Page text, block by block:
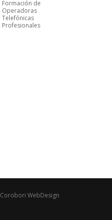
Formación de
Operadoras
Telefónicas
Profesionales
Corobori WebDesign